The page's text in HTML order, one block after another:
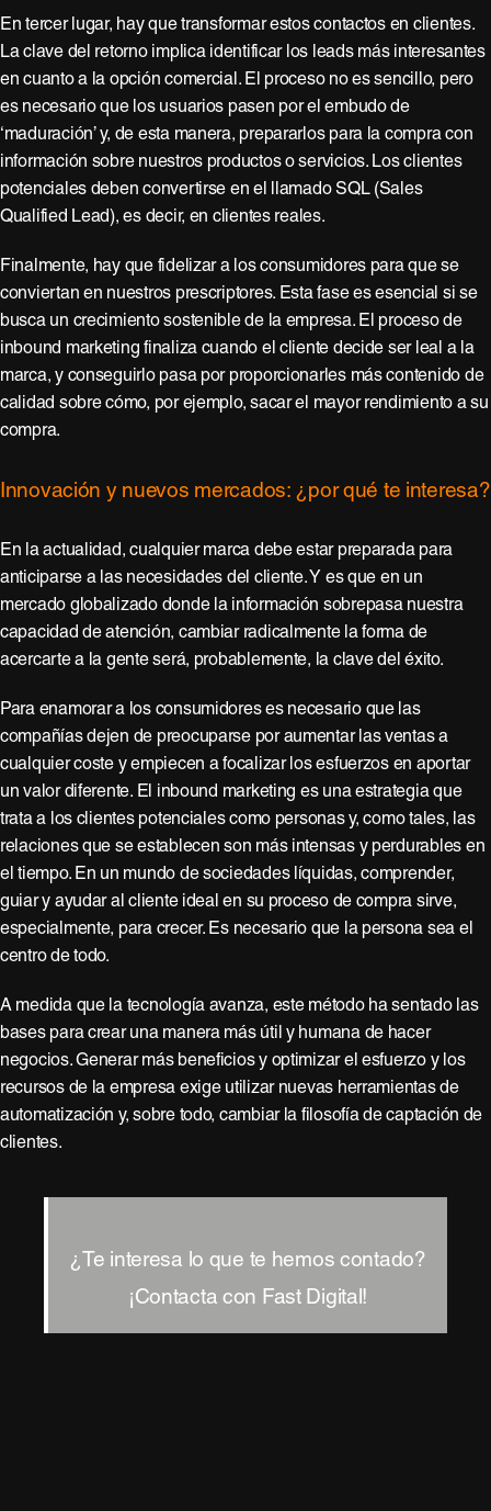
En tercer lugar, hay que transformar estos contactos en clientes.
La clave del retorno implica identificar los leads más interesantes
en cuanto a la opción comercial. El proceso no es sencillo, pero
es necesario que los usuarios pasen por el embudo de
‘maduración’ y, de esta manera, prepararlos para la compra con
información sobre nuestros productos o servicios. Los clientes
potenciales deben convertirse en el llamado SQL (Sales
Qualified Lead), es decir, en clientes reales.
Finalmente, hay que fidelizar a los consumidores para que se
conviertan en nuestros prescriptores. Esta fase es esencial si se
busca un crecimiento sostenible de la empresa. El proceso de
inbound marketing finaliza cuando el cliente decide ser leal a la
marca, y conseguirlo pasa por proporcionarles más contenido de
calidad sobre cómo, por ejemplo, sacar el mayor rendimiento a su
compra.
Innovación y nuevos mercados: ¿por qué te interesa?
En la actualidad, cualquier marca debe estar preparada para
anticiparse a las necesidades del cliente. Y es que en un
mercado globalizado donde la información sobrepasa nuestra
capacidad de atención, cambiar radicalmente la forma de
acercarte a la gente será, probablemente, la clave del éxito.
Para enamorar a los consumidores es necesario que las
compañías dejen de preocuparse por aumentar las ventas a
cualquier coste y empiecen a focalizar los esfuerzos en aportar
un valor diferente. El inbound marketing es una estrategia que
trata a los clientes potenciales como personas y, como tales, las
relaciones que se establecen son más intensas y perdurables en
el tiempo. En un mundo de sociedades líquidas, comprender,
guiar y ayudar al cliente ideal en su proceso de compra sirve,
especialmente, para crecer. Es necesario que la persona sea el
centro de todo.
A medida que la tecnología avanza, este método ha sentado las
bases para crear una manera más útil y humana de hacer
negocios. Generar más beneficios y optimizar el esfuerzo y los
recursos de la empresa exige utilizar nuevas herramientas de
automatización y, sobre todo, cambiar la filosofía de captación de
clientes.
¿Te interesa lo que te hemos contado?
¡Contacta con Fast Digital!